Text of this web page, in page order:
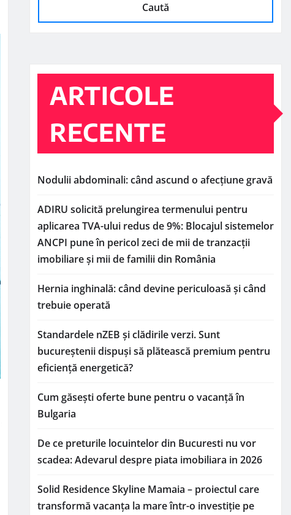
Caută
ARTICOLE
RECENTE
Nodulii abdominali: când ascund o afecțiune gravă
ADIRU solicită prelungirea termenului pentru
aplicarea TVA-ului redus de 9%: Blocajul sistemelor
ANCPI pune în pericol zeci de mii de tranzacții
imobiliare și mii de familii din România
Hernia inghinală: când devine periculoasă și când
trebuie operată
Standardele nZEB și clădirile verzi. Sunt
bucureștenii dispuși să plătească premium pentru
eficiență energetică?
Cum găsești oferte bune pentru o vacanță în
Bulgaria
De ce preturile locuintelor din Bucuresti nu vor
scadea: Adevarul despre piata imobiliara in 2026
Solid Residence Skyline Mamaia – proiectul care
transformă vacanța la mare într-o investiție pe